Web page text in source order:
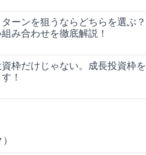
ーンを狙うならどちらを選ぶ
み合わせを徹底解説！
枠だけじゃない。成長投資枠
！